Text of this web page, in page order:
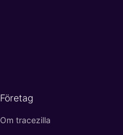
Företag
Om tracezilla